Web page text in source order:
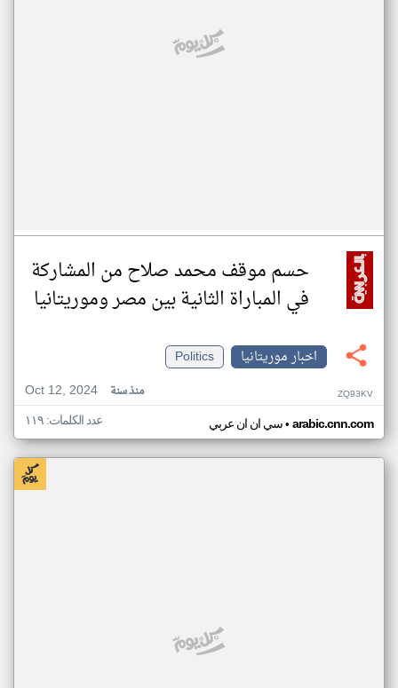
حسم موقف محمد صلاح من المشاركة
في المباراة الثانية بين مصر وموريتانيا
اخبار موريتانيا
Politics
Oct 12, 2024
منذ سنة ZQ93KV
سي ان ان عربي• arabic.cnn.com عدد الكلمات: ١١٩